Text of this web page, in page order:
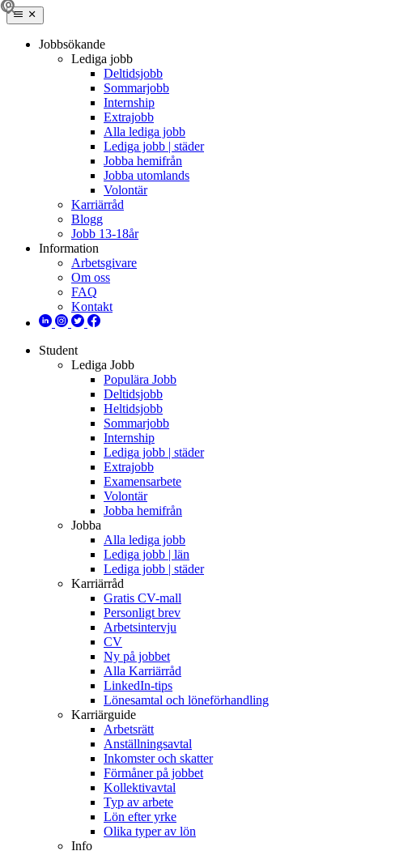
Jobbsökande
Lediga jobb
Deltidsjobb
Sommarjobb
Internship
Extrajobb
Alla lediga jobb
Lediga jobb | städer
Jobba hemifrån
Jobba utomlands
Volontär
Karriärråd
Blogg
Jobb 13-18år
Information
Arbetsgivare
Om oss
FAQ
Kontakt
Student
Lediga Jobb
Populära Jobb
Deltidsjobb
Heltidsjobb
Sommarjobb
Internship
Lediga jobb | städer
Extrajobb
Examensarbete
Volontär
Jobba hemifrån
Jobba
Alla lediga jobb
Lediga jobb | län
Lediga jobb | städer
Karriärråd
Gratis CV-mall
Personligt brev
Arbetsintervju
CV
Ny på jobbet
Alla Karriärråd
LinkedIn-tips
Lönesamtal och löneförhandling
Karriärguide
Arbetsrätt
Anställningsavtal
Inkomster och skatter
Förmåner på jobbet
Kollektivavtal
Typ av arbete
Lön efter yrke
Olika typer av lön
Info